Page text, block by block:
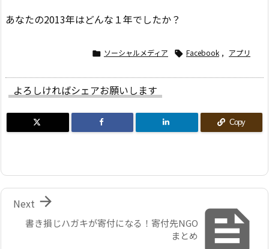
あなたの2013年はどんな１年でしたか？
 ソーシャルメディア  Facebook , アプリ
よろしければシェアお願いします
Copy

書き損じハガキが寄付になる！寄付先NGO
まとめ

Next